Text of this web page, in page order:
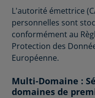
L'autorité émettrice
personnelles sont
conformément au
Protection des
Européenne.
Multi-Domaine :
domaines de